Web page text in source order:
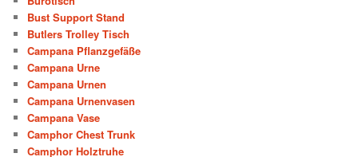
Bust Support Stand
Butlers Trolley Tisch
Campana Pflanzgefäße
Campana Urne
Campana Urnen
Campana Urnenvasen
Campana Vase
Camphor Chest Trunk
Camphor Holztruhe